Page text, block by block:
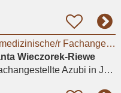
Azubi (m/w/d) - Tiermedizinische/r Fachangestellte/r 2026 - Praktikum möglich
Wieczorek-Riewe
Azubi in Jülich